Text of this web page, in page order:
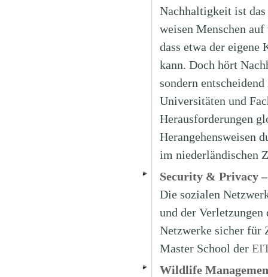
Nachhaltigkeit ist
weisen Menschen
dass etwa der
kann. Doch hört
sondern
Universitäten und
Herausforderungen
Herangehensweisen
im niederländischen
Security & Privacy
Die sozialen
und der
Netzwerke sicher für
Master School der
Wildlife